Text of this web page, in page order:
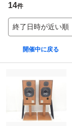
14件
終了日時が近い順
開催中に戻る